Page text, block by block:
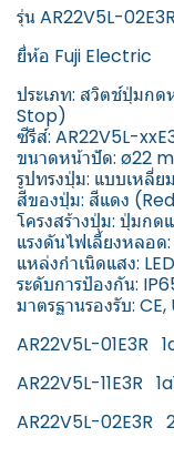
รุ่น AR22V5L-02E3R
ยี่ห้อ Fuji Electric
ประเภท: สวิตช์ปุ่มก
Stop)
ซีรีส์: AR22V5L-
ขนาดหน้าปัด: ø22
รูปทรงปุ่ม: แบบเหลี่
สีของปุ่ม: สีแดง
โครงสร้างปุ่ม: ปุ่มก
แรงดันไฟเลี้ยงหลอด
แหล่งกำเนิดแสง: LED
ระดับการป้องกัน:
มาตรฐานรองรับ: CE,
AR22V5L-01E3R
AR22V5L-11E3R
AR22V5L-02E3R